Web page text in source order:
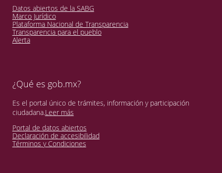
Datos abiertos de la SABG
Marco Jurídico
Plataforma Nacional de Transparencia
Transparencia para el pueblo
Alerta
¿Qué es gob.mx?
Es el portal único de trámites, información y participación
ciudadana.Leer más
Portal de datos abiertos
Declaración de accesibilidad
Términos y Condiciones